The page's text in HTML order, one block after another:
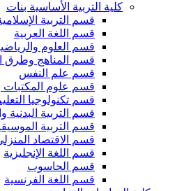
كلية التربية الأساسية بنات
قسم التربية
قسم اللغة العربية
قسم العلوم
قسم المناهج وطرق
قسم علم النفس
قسم علوم المكتبات
قسم تكنولوجيا
قسم التربية البدنية
قسم التربية
قسم الاقتصاد
قسم اللغة الإنجليزية
قسم الحاسوب
قسم اللغة الفرنسية